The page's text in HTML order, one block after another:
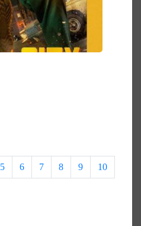
5 6 7 8 9 10